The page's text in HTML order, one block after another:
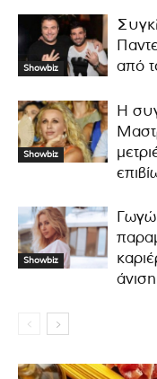
Showbiz
από
Showbiz
Η
Showbiz